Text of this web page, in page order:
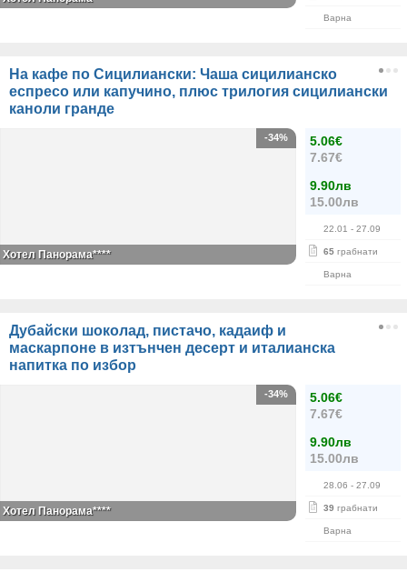
Варна
На кафе по Сицилиански: Чаша сицилианско
еспресо или капучино, плюс трилогия сицилиански
каноли гранде
5.06€
7.67€
9.90лв
15.00лв
22.01 - 27.09
65 грабнати
Варна
-34%
Хотел Панорама****
Дубайски шоколад, пистачо, кадаиф и
маскарпоне в изтънчен десерт и италианска
напитка по избор
5.06€
7.67€
9.90лв
15.00лв
28.06 - 27.09
39 грабнати
Варна
-34%
Хотел Панорама****